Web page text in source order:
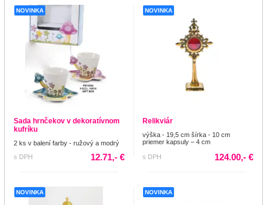
NOVINKA
Sada hrnčekov v dekoratívnom
kufríku
2 ks v balení farby - ružový a modrý
s DPH
12.71,- €
NOVINKA
Relikviár
výška - 19,5 cm šírka - 10 cm
priemer kapsuly – 4 cm
s DPH 124.00,- €
NOVINKA NOVINKA